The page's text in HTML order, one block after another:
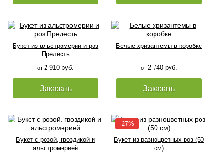
Букет из альстромерии и роз
Прелесть
от 2 910 руб.
Заказать
Белые хризантемы в коробке
от 2 740 руб.
Заказать
Букет с розой, гвоздикой и
альстромерией
Букет из разноцветных роз (50
см)